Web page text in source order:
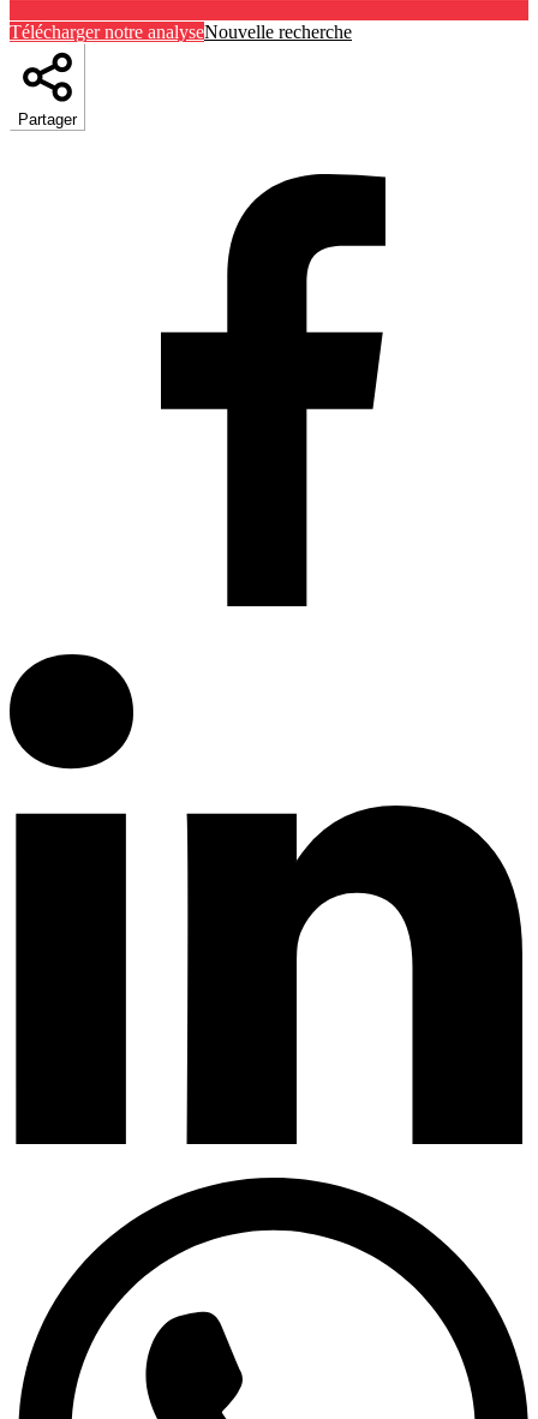
Télécharger notre analyseNouvelle recherche
Partager